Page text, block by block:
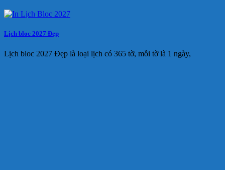
Lịch bloc 2027 Đẹp
Lịch bloc 2027 Đẹp là loại lịch có 365 tờ, mỗi tờ là 1 ngày,